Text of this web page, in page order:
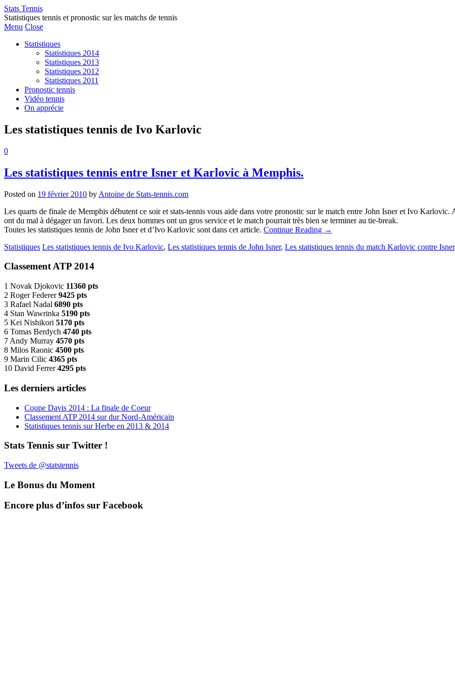
Stats Tennis
Statistiques tennis et pronostic sur les matchs de tennis
Menu Close
Statistiques
Statistiques 2014
Statistiques 2013
Statistiques 2012
Statistiques 2011
Pronostic tennis
Vidéo tennis
On apprécie
Les statistiques tennis de Ivo Karlovic
0
Les statistiques tennis entre Isner et Karlovic à Memphis.
Posted on 19 février 2010 by Antoine de Stats-tennis.com
Les quarts de finale de Memphis débutent ce soir et stats-tennis vous aide dans votre pronostic sur le match entre John Isner et Ivo Karlovic.
ont du mal à dégager un favori. Les deux hommes ont un gros service et le match pourrait très bien se terminer au tie-break.
Toutes les statistiques tennis de John Isner et d’Ivo Karlovic sont dans cet article. Continue Reading →
Statistiques Les statistiques tennis de Ivo Karlovic, Les statistiques tennis de John Isner, Les statistiques tennis du match Karlovic contre Isner
Classement ATP 2014
1 Novak Djokovic 11360 pts
2 Roger Federer9425 pts
3 Rafael Nadal 6890 pts
4 Stan Wawrinka 5190 pts
5 Kei Nishikori 5170 pts
6 Tomas Berdych 4740 pts
7 Andy Murray 4570 pts
8 Milos Raonic 4500 pts
9 Marin Cilic 4365 pts
10 David Ferrer4295 pts
Les derniers articles
Coupe Davis 2014 : La finale de Coeur
Classement ATP 2014 sur dur Nord-Américain
Statistiques tennis sur Herbe en 2013 & 2014
Stats Tennis sur Twitter !
Tweets de @statstennis
Le Bonus du Moment
Encore plus d’infos sur Facebook